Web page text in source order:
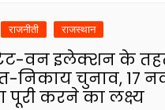
राजनीती राजस्थान
वन इलेक्शन के
निकाय चुनाव, 17
पूरी करने का लक्ष्य